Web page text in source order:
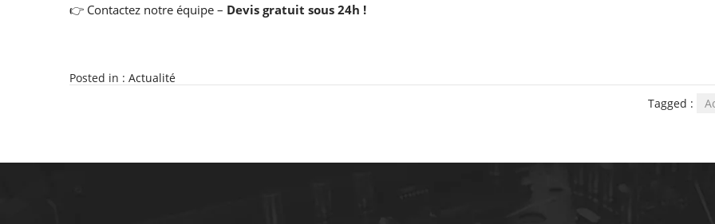
👉 Contactez notre équipe – Devis gratuit sous 24h !
Posted in : Actualité
Tagged :